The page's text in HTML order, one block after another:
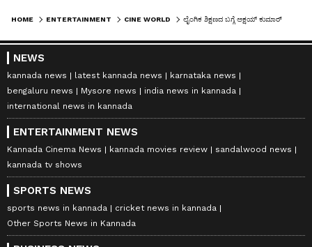
HOME ENTERTAINMENT CINE WORLD
NEWS
kannada news latest kannada news
karnataka news
bengaluru news
Mysore news
india news in kannada
international news in kannada
ENTERTAINMENT NEWS
Kannada Cinema News kannada movies review
sandalwood news
kannada tv shows
SPORTS NEWS
sports news in kannada
cricket news in kannada
Other Sports News in Kannada